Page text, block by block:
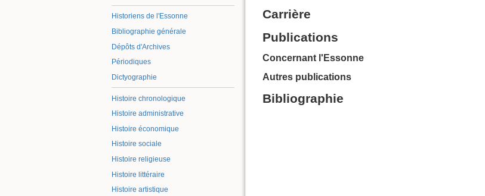
Historiens de l'Essonne
Bibliographie générale
Dépôts d'Archives
Périodiques
Dictyographie
Histoire chronologique
Histoire administrative
Histoire économique
Histoire sociale
Histoire religieuse
Histoire littéraire
Histoire artistique
Carrière
Publications
Concernant l'Essonne
Autres publications
Bibliographie